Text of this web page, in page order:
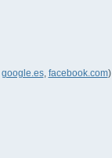
google.es, facebook.com)